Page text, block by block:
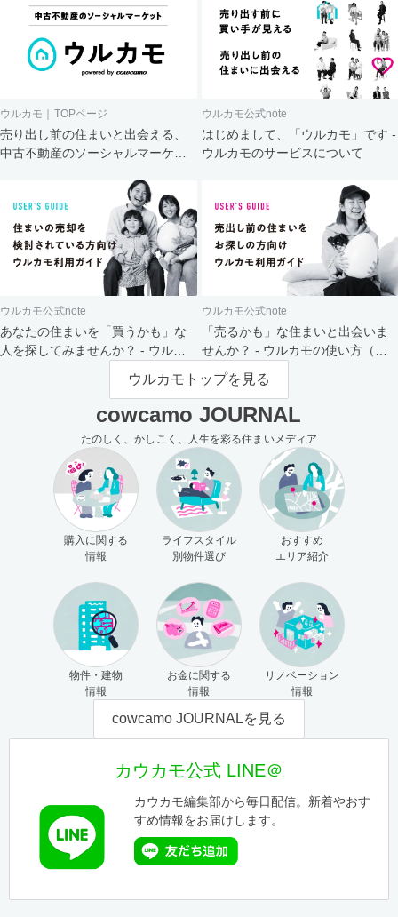
ウルカモ｜TOPページ
売り出し前の住まいと出会える、
中古不動産のソーシャルマーケッ
ウルカモ公式note
はじめまして、「ウルカモ」です -
ウルカモのサービスについて
ウルカモ公式note
あなたの住まいを「買うかも」な
人を探してみませんか？ - ウルカ
ウルカモ公式note
「売るかも」な住まいと出会いま
せんか？ - ウルカモの使い方（買
主さま向け）
ウルカモトップを見る
cowcamo JOURNAL
たのしく、かしこく、人生を彩る住まいメディア
購入に関する
情報
ライフスタイル
別物件選び
おすすめ
エリア紹介
物件・建物
情報
お金に関する
情報
リノベーション
情報
cowcamo JOURNALを見る
カウカモ公式 LINE＠
カウカモ編集部から毎日配信。新着やおす
すめ情報をお届けします。